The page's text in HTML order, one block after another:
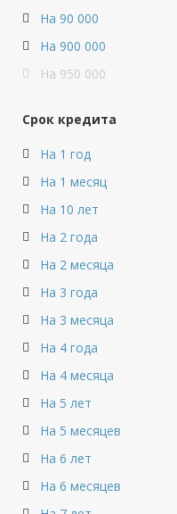
На 90 000
На 900 000
На 950 000
Срок кредита
На 1 год
На 1 месяц
На 10 лет
На 2 года
На 2 месяца
На 3 года
На 3 месяца
На 4 года
На 4 месяца
На 5 лет
На 5 месяцев
На 6 лет
На 6 месяцев